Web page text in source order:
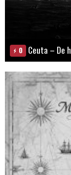
0 Ceuta – De